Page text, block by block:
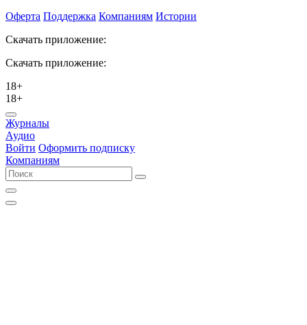
Оферта Поддержка Компаниям Истории
Скачать приложение:
Скачать приложение:
18+
18+
Журналы
Аудио
Войти Оформить подписку
Компаниям